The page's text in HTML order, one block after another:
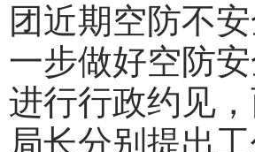
团近期空防不
一步做好空防
进行行政约见
局长分别提出